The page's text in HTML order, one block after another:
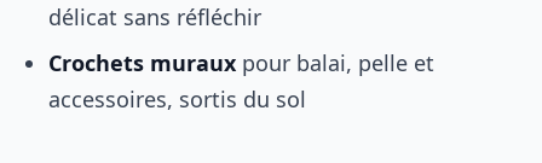
délicat sans réfléchir
Crochets muraux pour balai, pelle et
accessoires, sortis du sol